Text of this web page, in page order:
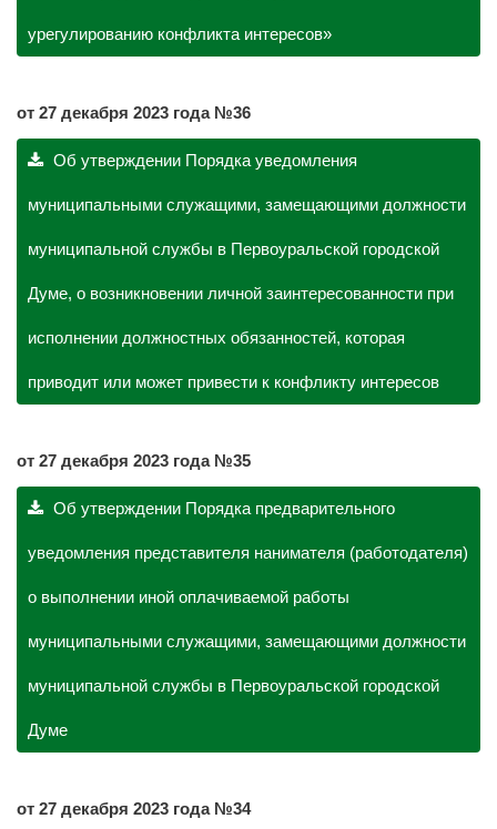
урегулированию конфликта интересов»
от 27 декабря 2023 года №36
Об утверждении Порядка уведомления
муниципальными служащими, замещающими должности
муниципальной службы в Первоуральской городской
Думе, о возникновении личной заинтересованности при
исполнении должностных обязанностей, которая
приводит или может привести к конфликту интересов
от 27 декабря 2023 года №35
Об утверждении Порядка предварительного
уведомления представителя нанимателя (работодателя)
о выполнении иной оплачиваемой работы
муниципальными служащими, замещающими должности
муниципальной службы в Первоуральской городской
Думе
от 27 декабря 2023 года №34